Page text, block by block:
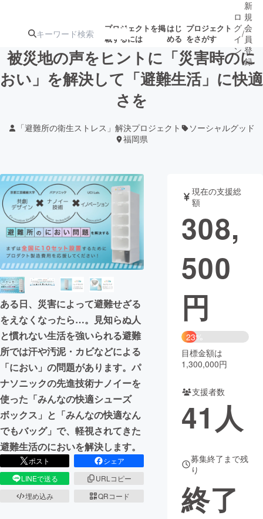
プロジェクトを掲
載するには
はじ
める
プロジェクト
をさがす
注目の新着プロ募集終了が近いプ
ロジェクト
テクノロジー・ガジェット ゲーム・サ
映像・映画 書籍・雑誌
ビジネス・起業
まちづくり・地域活性化
CAMPFIRE for Social Good
CAMPFIRE Creation
CAMPFIREふるさと納税machi-ya コミュニティ
ロ
グ
イ
ン
/
新
規
会
員
登
録
被災地の声をヒントに「災害時のに
おい」を解決して「避難生活」に快適
さを
「避難所の衛生ストレス」解決プロジェクト
ソーシャルグッド
福岡県
ある日、災害によって避難せざる
をえなくなったら…。見知らぬ人
と慣れない生活を強いられる避難
所では汗や汚泥・カビなどによる
「におい」の問題があります。パ
ナソニックの先進技術ナノイーを
使った「みんなの快適シューズ
ボックス」と「みんなの快適なん
でもバッグ」で、軽視されてきた
避難生活のにおいを解決します。
ポスト
シェア
LINEで送る
URLコピー
埋め込み
QRコード
現在の支援総
額
308,
500
円
23%
目標金額は
1,300,000円
支援者数
41 人
募集終了まで残
り
終了